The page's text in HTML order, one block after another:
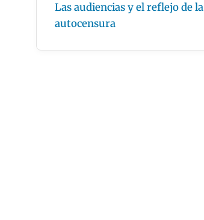
Las audiencias y el reflejo de la
autocensura